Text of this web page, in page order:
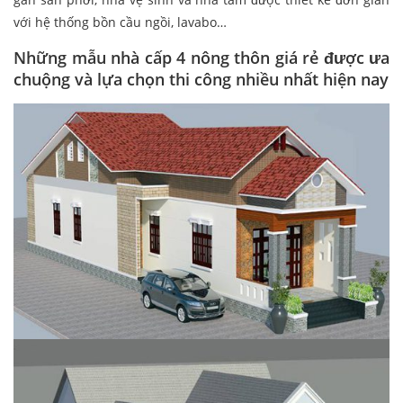
với hệ thống bồn cầu ngồi, lavabo…
Những mẫu nhà cấp 4 nông thôn giá rẻ được ưa
chuộng và lựa chọn thi công nhiều nhất hiện nay